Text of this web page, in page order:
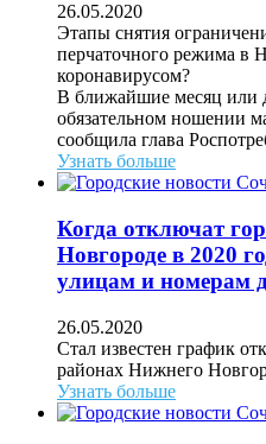
26.05.2020
Этапы снятия
перчаточного режима в
коронавирусом?
В ближайшие месяц или
обязательном ношении
сообщила глава
Узнать больше
Когда отключат
Новгороде в 2020
улицам и номерам
26.05.2020
Стал известен график
районах Нижнего
Узнать больше